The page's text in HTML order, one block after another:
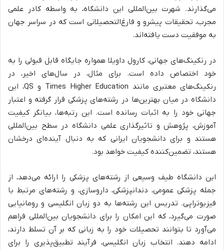
می‌گذارند. شهرت بین‌المللی این دانشگاه، به واسطه کادر علمی
مجرب، تحقیقات پیشرو و فارغ‌التحصیلانی است که در سراسر جهان
به موفقیت دست یافته‌اند.
در رنکینگ‌های جهانی، کارول داویلا همواره جایگاه قابل قبولی را به
خود اختصاص داده است. برای مثال، در سال‌های اخیر، در
رنکینگ‌های معتبری مانند Times Higher Education و QS، این
دانشگاه در میان بهترین‌ها در رشته‌های پزشکی قرار گرفته و اعتبار
جهانی خود را به اثبات رسانده است. این رتبه‌ها، بیانگر کیفیت
آموزش، پژوهش و تاثیرگذاری علمی دانشگاه در سطح بین‌المللی
هستند و برای دانشجویان ایرانی که به دنبال آینده‌ای درخشان
هستند، تضمین‌کننده کیفیت خواهد بود.
این دانشگاه طیف وسیعی از رشته‌های پزشکی را ارائه می‌دهد، از
جمله پزشکی عمومی، دندانپزشکی، داروسازی، و رشته‌های مرتبط با
فیزیوتراپی. تدریس این رشته‌ها به دو زبان انگلیسی و رومانیایی
صورت می‌گیرد، که این امکان را برای دانشجویان بین‌المللی فراهم
می‌آورد تا بتوانند تحصیلات خود را به زبانی که بر آن تسلط دارند،
ادامه دهند. انتخاب زبان انگلیسی، فرآیند تطبیق‌پذیری را برای